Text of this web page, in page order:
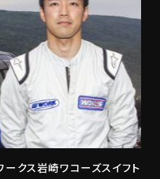
ークス岩崎ワコーズスイフト